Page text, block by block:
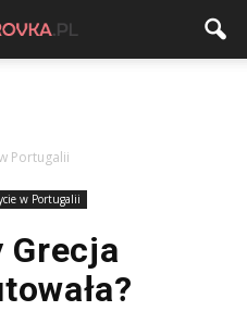
Portugalii
w Portugalii
Grecja